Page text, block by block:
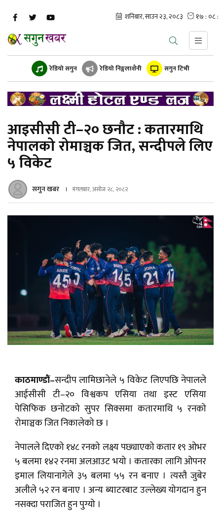
रेडियो सगुन रेडियो निङ्गलाशैनी सगुन टिभी
आइसीसी टी–२० छनौट : कतारमाथि
नेपालको रोमाञ्चक जित, सन्दीपले लिए
५ विकेट
सगुन खबर मंगलबार, असोज २८, २०८२
काठमाण्डौं–सन्दीप लामिछानेले ५ विकेट लिएपछि नेपालले
आईसीसी टी–२० विश्वकप एसिया तथा इस्ट एसिया
पेसिफिक छनोटको सुपर सिक्समा कतारमाथि ५ रनको
रोमाञ्चक जित निकालेको छ ।
नेपालले दिएको १४८ रनको लक्ष्य पछ्याएको कतार १९ ओभर
५ बलमा १४२ रनमा अलआउट भयो । कतारका लागि ओपनर
इमाल लियानागेले ३५ बलमा ५५ रन बनाए । त्यस्तै जुबेर
अलीले ५२ रन बनाए । अन्य ब्याटरबाट उल्लेख्य योगदान हुन
नसक्दा पराजित हुन पुग्यो ।